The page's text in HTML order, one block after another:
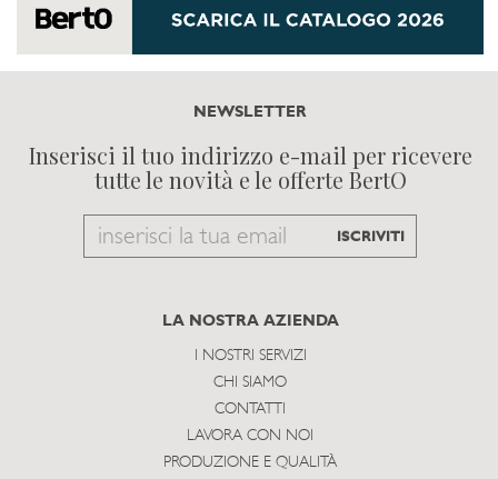
NEWSLETTER
Inserisci il tuo indirizzo e-mail per ricevere
tutte le novità e le offerte BertO
Email
subscribe
ISCRIVITI
LA NOSTRA AZIENDA
I NOSTRI SERVIZI
CHI SIAMO
CONTATTI
LAVORA CON NOI
PRODUZIONE E QUALITÀ